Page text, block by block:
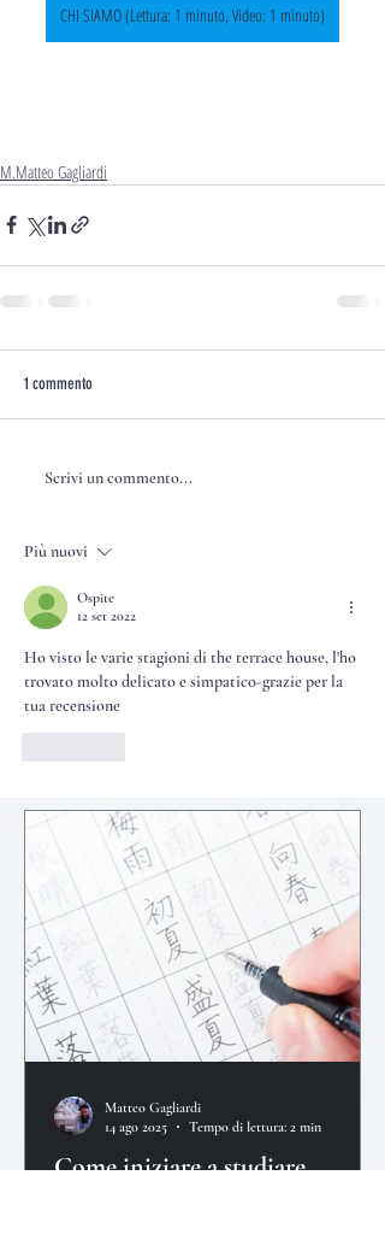
CHI SIAMO (Lettura: 1 minuto, Video: 1 minuto)
M.Matteo Gagliardi
1 commento
Scrivi un commento...
Più nuovi
Ospite
12 set 2022
Ho visto le varie stagioni di the terrace house, l'ho
trovato molto delicato e simpatico-grazie per la
tua recensione
Come iniziare a studiare
Matteo Gagliardi
14 ago 2025
Tempo di lettura: 2 min